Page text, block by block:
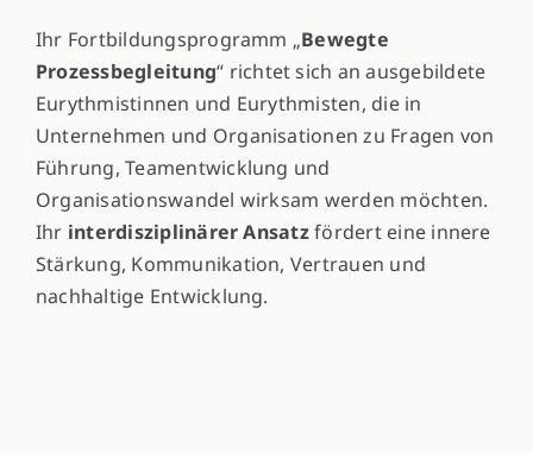
Ihr Fortbildungsprogramm „Bewegte
Prozessbegleitung“ richtet sich an ausgebildete
Eurythmistinnen und Eurythmisten, die in
Unternehmen und Organisationen zu Fragen von
Führung, Teamentwicklung und
Organisationswandel wirksam werden möchten.
Ihr interdisziplinärer Ansatzfördert eine innere
Stärkung, Kommunikation, Vertrauen und
nachhaltige Entwicklung.